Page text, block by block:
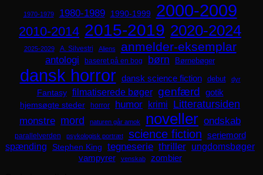
1970-1979 1980-1989 1990-1999 2000-2009
2010-2014 2015-2019 2020-2024
2025-2029 A. Silvestri Aliens anmelder-eksemplar
antologi baseret på en bog børn Børnebøger
dansk horror dansk science fiction debut dyr
Fantasy filmatiserede bøger genfærd
gotik
hjemsøgte steder
horror humor krimi Litteratursiden
monstre mord naturen går amok noveller ondskab
parallelverden psykologisk portræt science fiction seriemord
spænding Stephen King tegneserie thriller ungdomsbøger
vampyrer venskab
zombier